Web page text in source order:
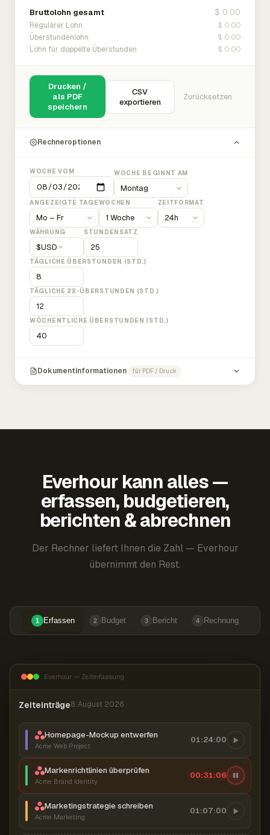
Bruttolohn gesamt $ 0.00
Regulärer Lohn $ 0.00
Überstundenlohn $ 0.00
Lohn für doppelte Überstunden $ 0.00
Drucken /
als PDF
speichern
CSV
exportieren
Zurücksetzen
Rechneroptionen
WOCHE VOM WOCHE BEGINNT AM
ANGEZEIGTE TAGEWOCHEN ZEITFORMAT
WÄHRUNG
$USD
STUNDENSATZ
TÄGLICHE ÜBERSTUNDEN (STD.)
TÄGLICHE 2X-ÜBERSTUNDEN (STD.)
WÖCHENTLICHE ÜBERSTUNDEN (STD.)
Dokumentinformationen für PDF / Druck
Everhour kann alles —
erfassen, budgetieren,
berichten & abrechnen
Der Rechner liefert Ihnen die Zahl — Everhour
übernimmt den Rest.
1 Erfassen 2 Budget 3 Bericht 4 Rechnung
Everhour — Zeiterfassung
Zeiteinträge8. August 2026
Homepage-Mockup entwerfen
Acme Web Project
01:24:00
Markenrichtlinien überprüfen
Acme Brand Identity
00:31:07
Marketingstrategie schreiben
Acme Marketing
01:07:00